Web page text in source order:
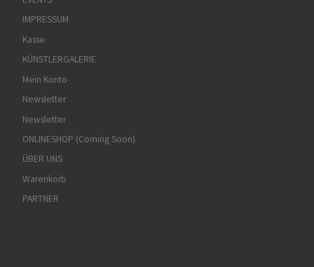
IMPRESSUM
Kasse
KÜNSTLERGALERIE
Mein Konto
Newsletter
Newsletter
ONLINESHOP (Coming Soon)
ÜBER UNS
Warenkorb
PARTNER